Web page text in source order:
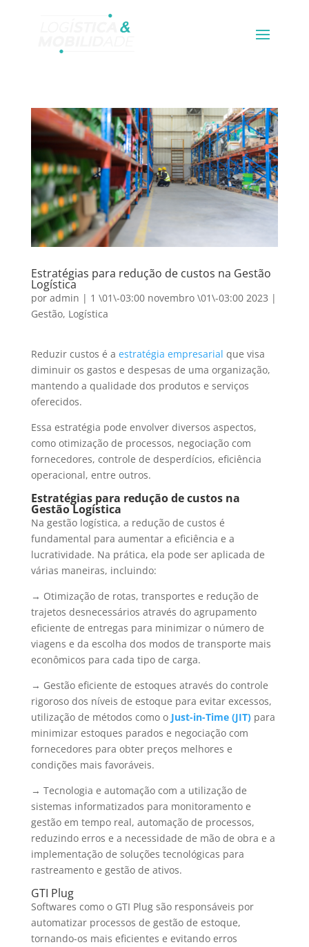
Estratégias para redução de custos na Gestão
Logística
por admin | 1 \01\-03:00 novembro \01\-03:00 2023 |
Gestão, Logística
Reduzir custos é a estratégia empresarial que visa
diminuir os gastos e despesas de uma organização,
mantendo a qualidade dos produtos e serviços
oferecidos.
Essa estratégia pode envolver diversos aspectos,
como otimização de processos, negociação com
fornecedores, controle de desperdícios, eficiência
operacional, entre outros.
Estratégias para redução de custos na
Gestão Logística
Na gestão logística, a redução de custos é
fundamental para aumentar a eficiência e a
lucratividade. Na prática, ela pode ser aplicada de
várias maneiras, incluindo:
→ Otimização de rotas, transportes e redução de
trajetos desnecessários através do agrupamento
eficiente de entregas para minimizar o número de
viagens e da escolha dos modos de transporte mais
econômicos para cada tipo de carga.
→ Gestão eficiente de estoques através do controle
rigoroso dos níveis de estoque para evitar excessos,
utilização de métodos como o Just-in-Time (JIT)para
minimizar estoques parados e negociação com
fornecedores para obter preços melhores e
condições mais favoráveis.
→ Tecnologia e automação com a utilização de
sistemas informatizados para monitoramento e
gestão em tempo real, automação de processos,
reduzindo erros e a necessidade de mão de obra e a
implementação de soluções tecnológicas para
rastreamento e gestão de ativos.
GTI Plug
Softwares como o GTI Plug são responsáveis por
automatizar processos de gestão de estoque,
tornando-os mais eficientes e evitando erros